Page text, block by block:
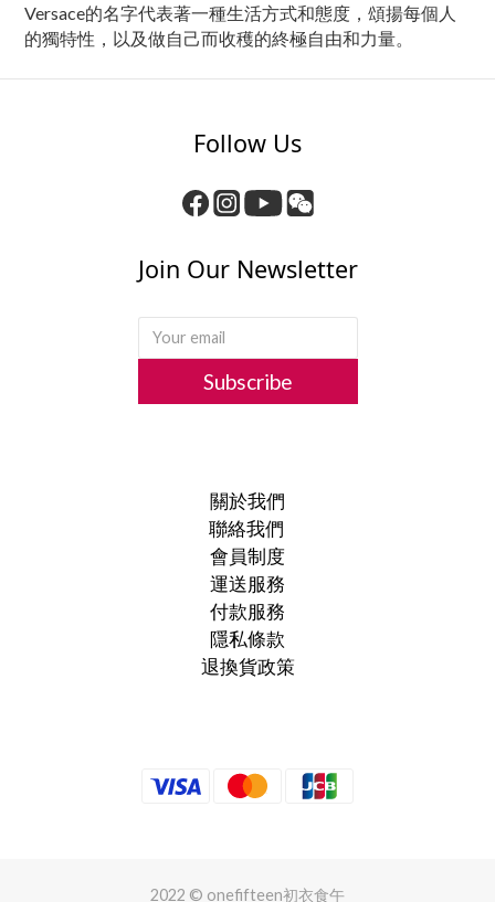
Versace的名字代表著一種生活方式和態度，頌揚每個人
的獨特性，以及做自己而收穫的終極自由和力量。
Follow Us
Join Our Newsletter
Subscribe
關於我們
聯絡我們
會員制度
運送服務
付款服務
隱私條款
退換貨政策
2022 © onefifteen初衣食午